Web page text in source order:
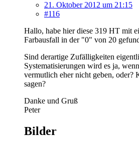
21. Oktober 2012 um 21:15
#116
Hallo, habe hier diese 319 HT mit
Farbausfall in der "0" von 20
Sind derartige Zufälligkeiten
Systematisierungen wird es ja,
vermutlich eher nicht geben, oder?
sagen?
Danke und Gruß
Peter
Bilder